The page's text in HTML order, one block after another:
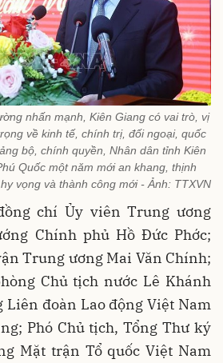
nhấn mạnh, Kiên Giang có vai trò, vị
về kinh tế, chính trị, đối ngoại, quốc
bộ, chính quyền, Nhân dân tỉnh Kiên
Quốc một năm mới an khang, thịnh
vọng và thành công mới - Ảnh: TTXVN
chí Ủy viên Trung ương
Chính phủ Hồ Đức Phớc;
Trung ương Mai Văn Chính;
Chủ tịch nước Lê Khánh
Liên đoàn Lao động Việt Nam
Phó Chủ tịch, Tổng Thư ký
Mặt trận Tổ quốc Việt Nam